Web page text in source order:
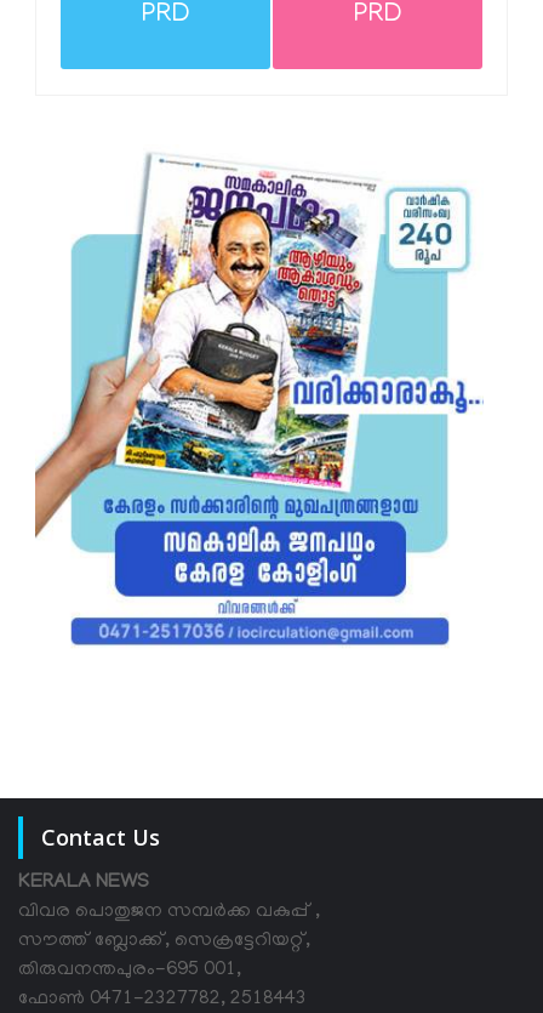
PRD PRD
Contact Us
KERALA NEWS
വിവര പൊതുജന സമ്പര്‍ക്ക വകുപ്പ് ,
സൗത്ത് ബ്ലോക്ക്, സെക്രട്ടേറിയറ്റ്,
തിരുവനന്തപുരം-695 001,
ഫോൺ 0471-2327782, 2518443